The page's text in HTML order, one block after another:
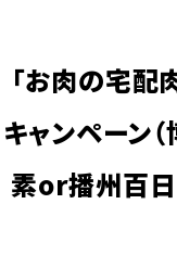
「お肉の宅配
キャンペーン
素or播州百日